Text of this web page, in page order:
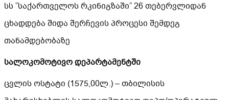
სს ”საქართველოს რკინიგზაში” 26 თებერვლიდან
ცხადდება შიდა შერჩევის პროცესი შემდეგ
თანამდებობაზე
სალოკომოტივო დეპარტამენტში
ცვლის ოსტატი (1575,00ლ.) – თბილისის